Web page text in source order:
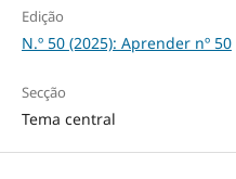
Edição
N.º 50 (2025): Aprender nº 50
Secção
Tema central